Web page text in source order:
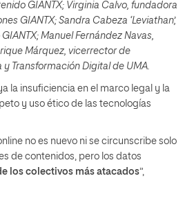
GIANTX; Virginia Calvo, fundadora
GIANTX; Sandra Cabeza ‘Leviathan’,
Manuel Fernández Navas,
Márquez, vicerrector de
y Transformación Digital de UMA.
la insuficiencia en el marco legal y la
y uso ético de las tecnologías
no es nuevo ni se circunscribe solo
de contenidos, pero los datos
los colectivos más atacados”,